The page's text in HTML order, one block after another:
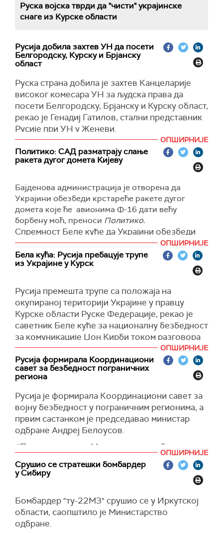
Руска војска тврди да "чисти" украјинске
снаге из Курске области
Русија добила захтев УН да посети
Белгородску, Курску и Брјанску
област
Руска страна добила је захтев Канцеларије
високог комесара УН за људска права да
посети Белгородску, Брјанску и Курску област,
рекао је Генадиј Гатилов, стални представник
Русије при УН у Женеви.
"Наша стална мисија је примила званично
писмо од Канцеларије високог комесара
Уједињених нација за људска права са
Брјанску и Курску област Руске Федерације",
потврдио је Гатилов.
Додао је да је захтев прослеђен Министарству
спољних послова.
ОПШИРНИЈЕ
Политико: САД разматрају слање
ракета дугог домета Кијеву
Бајденова администрација је отворена да
Украјини обезбеди крстареће ракете дугог
домета које ће авионима Ф-16 дати већу
борбену моћ, преноси Политико.
Спремност Беле куће да Украјини обезбеди
ракете ваздух-земља појавила се на позадини
изненађујуће успешне офанзиве Оружаних
снага Украјине у Курској области, напомиње
Коначна одлука о трансферу пројектила тек
треба да буде донета, али према речима једног
званичника Бајденове администрације, ради
се на најситнијим детаљима. То укључује
проверу преноса осетљиве технологије и
обезбеђивање да украјински авиони могу да
лансирају такву ракету.
Пентагон је одбио да коментарише да ли је
одобрио пренос ракете.
(POLITICO)
ОПШИРНИЈЕ
Бела кућа: Русија пребацује трупе
из Украјине у Курск
Русија премешта трупе са положаја на
окупираној територији Украјине у правцу
Курске области Руске Федерације, рекао је
саветник Беле куће за националну безбедност
за комуникације Џон Кирби током разговора
са новинарима, преносиГлас Америке.
"Видимо да су неке руске јединице пребачене
у област Курска. Али ово су само први
сигурношћу да кажем колико их има, нити
колико их још може бити, нити какве су
намере. биће, али смо почели да видимо да се
неке руске јединице преусмеравају у Курску
област", ​​рекао је Кирби.
(Глас Америке)
ОПШИРНИЈЕ
Русија формирала Координациони
савет за безбедност пограничних
региона
Русија је формирала Координациони савет за
војну безбедност у пограничним регионима, а
првим састанком је председавао министар
одбране Андреј Белоусов.
"По мом налогу, у Министарству одбране
Координациони савет за војну безбедност
пограничних територија - Белгородске,
повећање ефикасности свеобухватне
подршке трупама које решавају проблеме
покривања државне границе, заштите
ОПШИРНИЈЕ
Срушио се стратешки бомбардер
у Сибиру
Бомбардер "ту-22М3" срушио се у Иркутској
области, саопштило је Министарство
одбране.